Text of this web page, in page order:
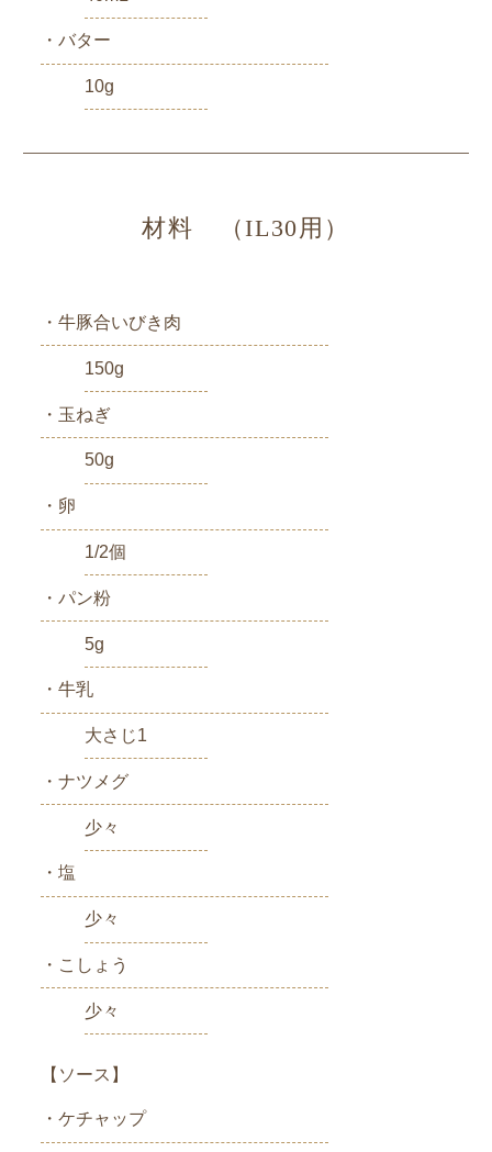
・バター
10g
材料 （IL30用）
・牛豚合いびき肉
150g
・玉ねぎ
50g
・卵
1/2個
・パン粉
5g
・牛乳
大さじ1
・ナツメグ
少々
・塩
少々
・こしょう
少々
【ソース】
・ケチャップ